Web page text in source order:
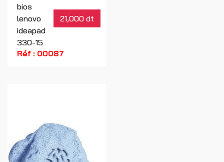
bios
lenovo
ideapad
330-15
21,000 dt
Réf : 00087